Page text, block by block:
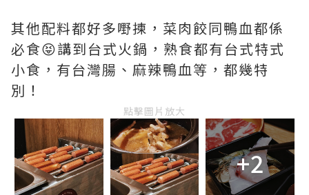
其他配料都好多嘢揀，菜肉餃同鴨血都係
必食😝講到台式火鍋，熟食都有台式特式
小食，有台灣腸、麻辣鴨血等，都幾特
別！
點擊圖片放大
+2